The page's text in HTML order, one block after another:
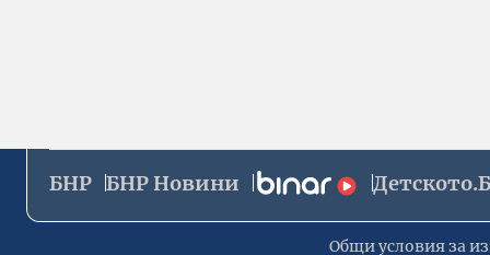
БНР БНР Новини
Общи условия за